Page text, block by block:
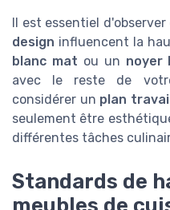
Il est essentiel
design influencent la
blanc mat ou un noyer
avec le reste de
considérer un plan travail
seulement être
différentes tâches
Standards de
meubles de